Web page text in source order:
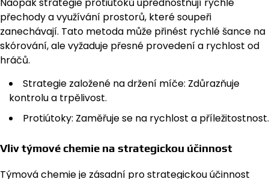
přechody a využívání prostorů, které soupeři
zanechávají. Tato metoda může přinést rychlé šance na
skórování, ale vyžaduje přesné provedení a rychlost od
hráčů.
Strategie založené na držení míče: Zdůrazňuje
kontrolu a trpělivost.
Protiútoky: Zaměřuje se na rychlost a příležitostnost.
Vliv týmové chemie na strategickou účinnost
Týmová chemie je zásadní pro strategickou účinnost